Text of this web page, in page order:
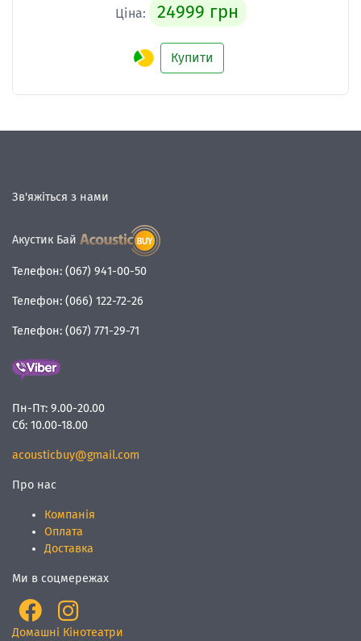
Ціна: 24999 грн
Купити
Зв'яжіться з нами
Акустик Бай
Телефон: (067) 941-00-50
Телефон: (066) 122-72-26
Телефон: (067) 771-29-71
Пн-Пт: 9.00-20.00
Сб: 10.00-18.00
acousticbuy@gmail.com
Про нас
Компанія
Оплата
Доставка
Ми в соцмережах
Домашні Кінотеатри